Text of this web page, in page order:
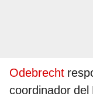
Odebrecht
coordinador del